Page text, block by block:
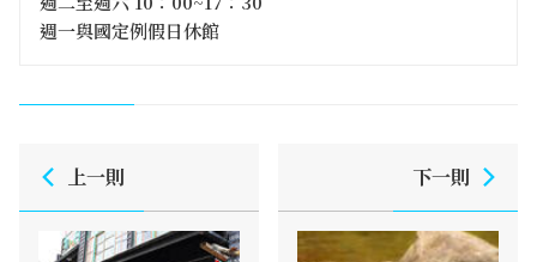
週一與國定例假日休館
上一則 下一則